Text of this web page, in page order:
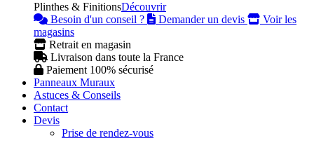
Plinthes & FinitionsDécouvrir
Besoin d'un conseil ?
Demander un devis
Voir les
magasins
Retrait en magasin
Livraison dans toute la France
Paiement 100% sécurisé
Panneaux Muraux
Astuces & Conseils
Contact
Devis
Prise de rendez-vous